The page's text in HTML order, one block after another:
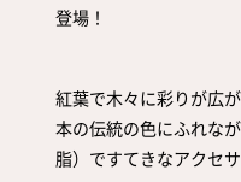
登場！
紅葉で木々に彩りが広
本の伝統の色にふれな
脂）ですてきなアクセ